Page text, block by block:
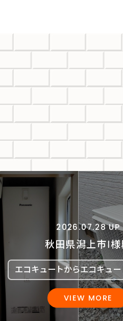
2026.07.28 UP
秋田県潟上市Ⅰ
エコキュートからエコキュ
VIEW MORE